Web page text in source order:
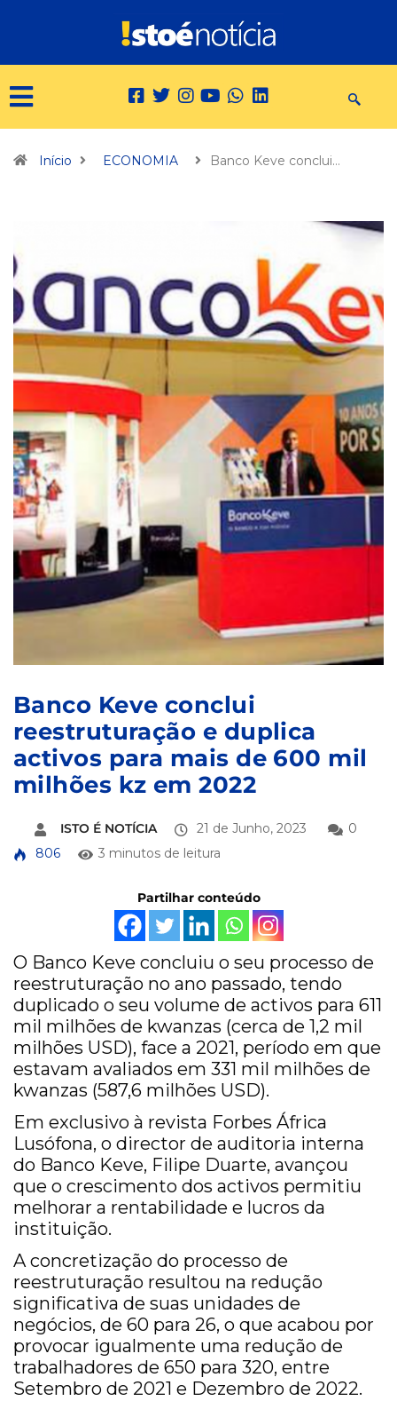
Início ECONOMIA Banco Keve conclui…
Banco Keve conclui
reestruturação e duplica
activos para mais de 600 mil
milhões kz em 2022
ISTO É NOTÍCIA 21 de Junho, 2023
0
806
3 minutos de leitura
Partilhar conteúdo
O Banco Keve concluiu o seu processo de
reestruturação no ano passado, tendo
duplicado o seu volume de activos para 611
mil milhões de kwanzas (cerca de 1,2 mil
milhões USD), face a 2021, período em que
estavam avaliados em 331 mil milhões de
kwanzas (587,6 milhões USD).
Em exclusivo à revista Forbes África
Lusófona, o director de auditoria interna
do Banco Keve, Filipe Duarte, avançou
que o crescimento dos activos permitiu
melhorar a rentabilidade e lucros da
instituição.
A concretização do processo de
reestruturação resultou na redução
significativa de suas unidades de
negócios, de 60 para 26, o que acabou por
provocar igualmente uma redução de
trabalhadores de 650 para 320, entre
Setembro de 2021 e Dezembro de 2022.